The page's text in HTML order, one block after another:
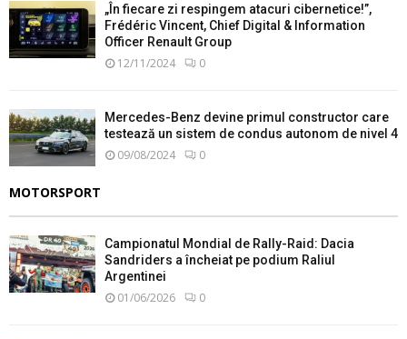
„În fiecare zi respingem atacuri cibernetice!”,
Frédéric Vincent, Chief Digital & Information
Officer Renault Group
12/11/2024 0
Mercedes-Benz devine primul constructor care
testează un sistem de condus autonom de nivel 4
09/08/2024 0
MOTORSPORT
Campionatul Mondial de Rally-Raid: Dacia
Sandriders a încheiat pe podium Raliul
Argentinei
01/06/2026 0